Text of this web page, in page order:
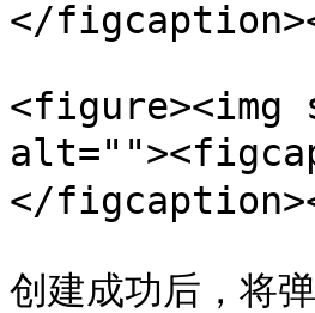
</
</
创建成功后，将